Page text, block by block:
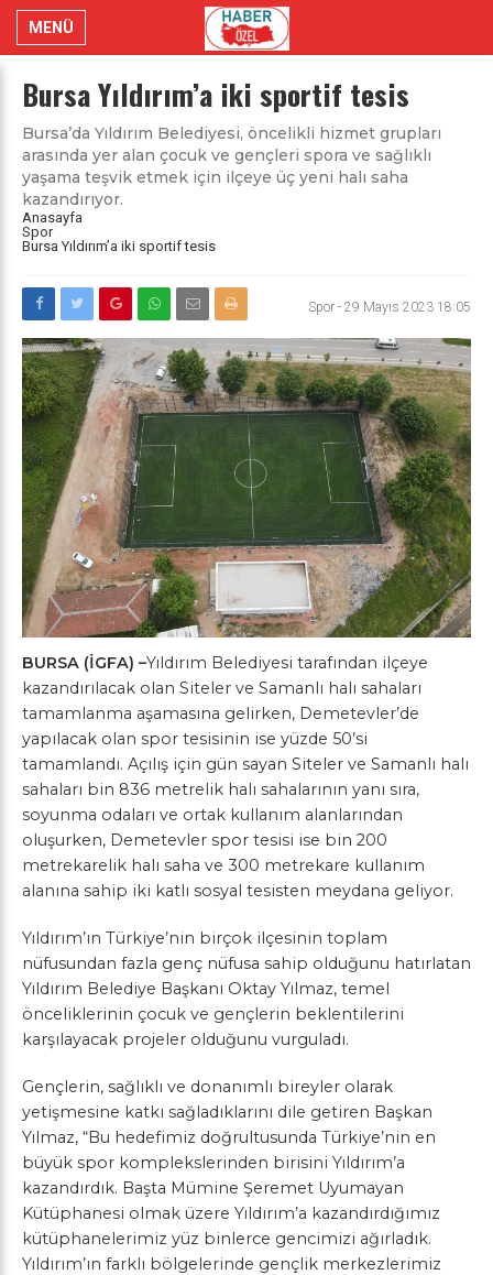
MENÜ
Bursa Yıldırım’a iki sportif tesis
Bursa’da Yıldırım Belediyesi, öncelikli hizmet grupları
arasında yer alan çocuk ve gençleri spora ve sağlıklı
yaşama teşvik etmek için ilçeye üç yeni halı saha
kazandırıyor.
Anasayfa
Spor
Bursa Yıldırım’a iki sportif tesis
Spor - 29 Mayıs 2023 18:05
BURSA (İGFA) –Yıldırım Belediyesi tarafından ilçeye
kazandırılacak olan Siteler ve Samanlı halı sahaları
tamamlanma aşamasına gelirken, Demetevler’de
yapılacak olan spor tesisinin ise yüzde 50’si
tamamlandı. Açılış için gün sayan Siteler ve Samanlı halı
sahaları bin 836 metrelik halı sahalarının yanı sıra,
soyunma odaları ve ortak kullanım alanlarından
oluşurken, Demetevler spor tesisi ise bin 200
metrekarelik halı saha ve 300 metrekare kullanım
alanına sahip iki katlı sosyal tesisten meydana geliyor.
Yıldırım’ın Türkiye’nin birçok ilçesinin toplam
nüfusundan fazla genç nüfusa sahip olduğunu hatırlatan
Yıldırım Belediye Başkanı Oktay Yılmaz, temel
önceliklerinin çocuk ve gençlerin beklentilerini
karşılayacak projeler olduğunu vurguladı.
Gençlerin, sağlıklı ve donanımlı bireyler olarak
yetişmesine katkı sağladıklarını dile getiren Başkan
Yılmaz, “Bu hedefimiz doğrultusunda Türkiye’nin en
büyük spor komplekslerinden birisini Yıldırım’a
kazandırdık. Başta Mümine Şeremet Uyumayan
Kütüphanesi olmak üzere Yıldırım’a kazandırdığımız
kütüphanelerimiz yüz binlerce gencimizi ağırladık.
Yıldırım’ın farklı bölgelerinde gençlik merkezlerimiz